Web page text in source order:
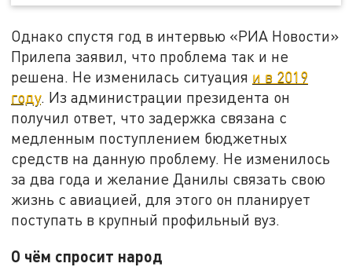
Однако спустя год в интервью «РИА Новости»
Прилепа заявил, что проблема так и не
решена. Не изменилась ситуация и в 2019
году. Из администрации президента он
получил ответ, что задержка связана с
медленным поступлением бюджетных
средств на данную проблему. Не изменилось
за два года и желание Данилы связать свою
жизнь с авиацией, для этого он планирует
поступать в крупный профильный вуз.
О чём спросит народ